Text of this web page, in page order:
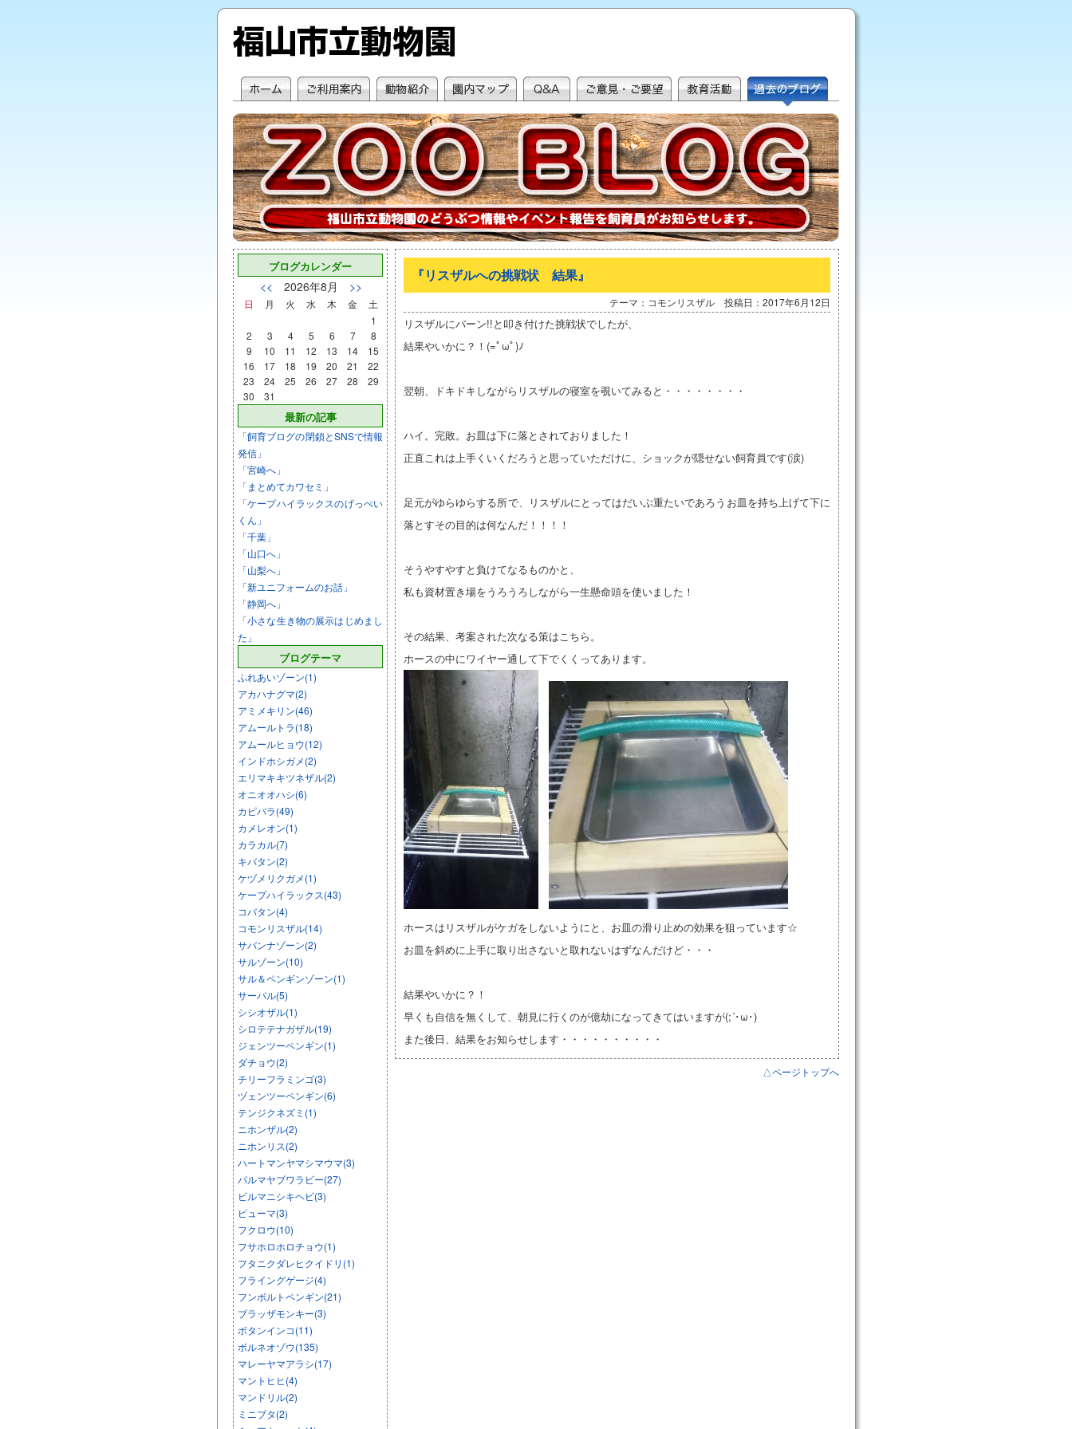
ブログカレンダー
<< 2026年8月 >>
日 月 火 水 木 金
土
1
2
3 4 5 6 7
8
9
10 11 12 13 14
15
16
17 18 19 20 21
22
23
24 25 26 27 28
29
30
31
最新の記事
「飼育ブログの閉鎖とSNSで情報
発信」
「宮崎へ」
「まとめてカワセミ」
「ケープハイラックスのげっぺい
くん」
「千葉」
「山口へ」
「山梨へ」
「新ユニフォームのお話」
「静岡へ」
「小さな生き物の展示はじめまし
た」
ブログテーマ
ふれあいゾーン(1)
アカハナグマ(2)
アミメキリン(46)
アムールトラ(18)
アムールヒョウ(12)
インドホシガメ(2)
エリマキキツネザル(2)
オニオオハシ(6)
カピバラ(49)
カメレオン(1)
カラカル(7)
キバタン(2)
ケヅメリクガメ(1)
ケープハイラックス(43)
コバタン(4)
コモンリスザル(14)
サバンナゾーン(2)
サルゾーン(10)
サル＆ペンギンゾーン(1)
サーバル(5)
シシオザル(1)
シロテテナガザル(19)
ジェンツーペンギン(1)
ダチョウ(2)
チリーフラミンゴ(3)
ヅェンツーペンギン(6)
テンジクネズミ(1)
ニホンザル(2)
ニホンリス(2)
ハートマンヤマシマウマ(3)
パルマヤブワラビー(27)
ビルマニシキヘビ(3)
ピューマ(3)
フクロウ(10)
フサホロホロチョウ(1)
フタニクダレヒクイドリ(1)
フライングゲージ(4)
フンボルトペンギン(21)
ブラッザモンキー(3)
ボタンインコ(11)
ボルネオゾウ(135)
マレーヤマアラシ(17)
マントヒヒ(4)
マンドリル(2)
ミニブタ(2)
『リスザルへの挑戦状 結果』
テーマ：コモンリスザル 投稿日：2017年6月12日
リスザルにバーン!!と叩き付けた挑戦状でしたが、
結果やいかに？！(=ﾟωﾟ)ﾉ
翌朝、ドキドキしながらリスザルの寝室を覗いてみると・・・・・・・・
ハイ。完敗。お皿は下に落とされておりました！
正直これは上手くいくだろうと思っていただけに、ショックが隠せない飼育員です(涙)
足元がゆらゆらする所で、リスザルにとってはだいぶ重たいであろうお皿を持ち上げて下に
落とすその目的は何なんだ！！！！
そうやすやすと負けてなるものかと、
私も資材置き場をうろうろしながら一生懸命頭を使いました！
その結果、考案された次なる策はこちら。
ホースの中にワイヤー通して下でくくってあります。
ホースはリスザルがケガをしないようにと、お皿の滑り止めの効果を狙っています☆
お皿を斜めに上手に取り出さないと取れないはずなんだけど・・・
結果やいかに？！
早くも自信を無くして、朝見に行くのが億劫になってきてはいますが(;´･ω･)
また後日、結果をお知らせします・・・・・・・・・・
△ページトップへ